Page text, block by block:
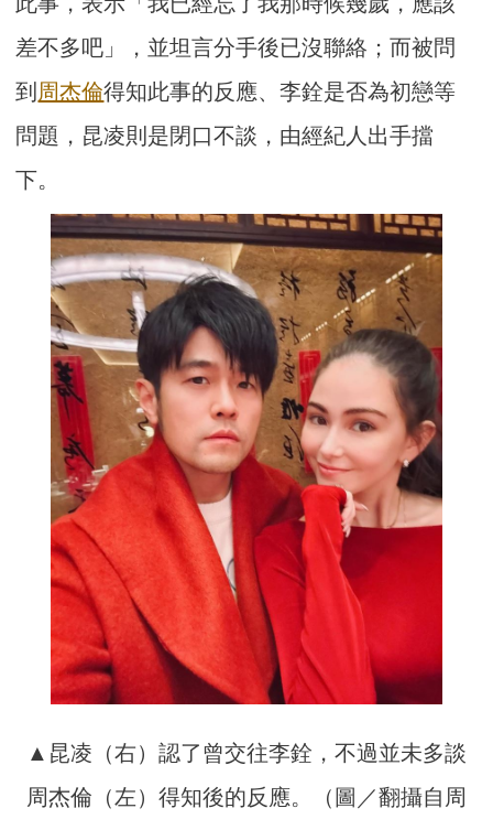
差不多吧」，並坦言分手後已沒聯絡；而被問
到 周杰倫得知此事的反應、李銓是否為初戀等
問題，昆凌則是閉口不談，由經紀人出手擋
下。
▲昆凌（右）認了曾交往李銓，不過並未多談
周杰倫（左）得知後的反應。（圖／翻攝自周